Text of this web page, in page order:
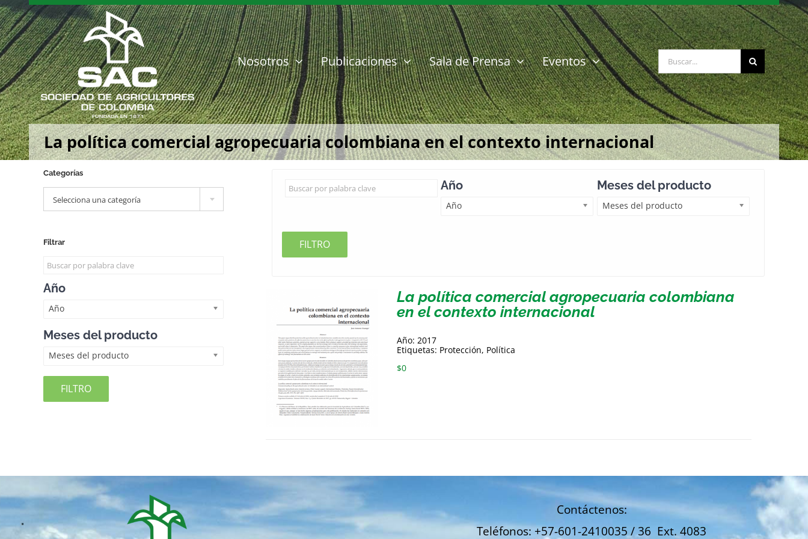
Saltar
al
contenido
Nosotros Publicaciones Sala de Prensa Eventos Buscar:
La política comercial agropecuaria colombiana en el contexto internacional
Año
Año
Meses del producto
Meses del producto
FILTRO
La política comercial agropecuaria colombiana
en el contexto internacional
Año: 2017
Etiquetas: Protección, Política
$0
Categorías
Selecciona una categoría
Filtrar
Año
Año
Meses del producto
Meses del producto
FILTRO
Contáctenos:
Teléfonos: +57-601-2410035 / 36 Ext. 4083